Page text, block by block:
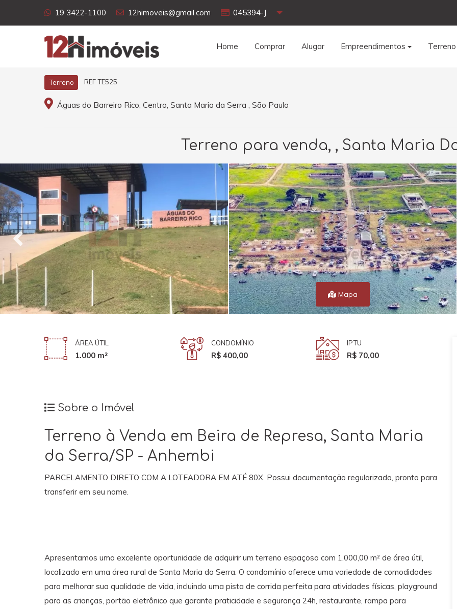
19 3422-1100 12himoveis@gmail.com 045394-J
Home Comprar Alugar Empreendimentos
Terreno REF TE525
Águas do Barreiro Rico, Centro, Santa Maria da Serra , São Paulo
Terreno para venda, , Santa Maria
Mapa
ÁREA ÚTIL
1.000 m²
CONDOMÍNIO
R$ 400,00
IPTU
R$ 70,00
Sobre o Imóvel
Terreno à Venda em Beira de Represa, Santa Maria
da Serra/SP - Anhembi
PARCELAMENTO DIRETO COM A LOTEADORA EM ATÉ 80X. Possui documentação regularizada, pronto para
transferir em seu nome.
Apresentamos uma excelente oportunidade de adquirir um terreno espaçoso com 1.000,00 m² de área útil,
localizado em uma área rural de Santa Maria da Serra. O condomínio oferece uma variedade de comodidades
para melhorar sua qualidade de vida, incluindo uma pista de corrida perfeita para atividades físicas, playground
para as crianças, portão eletrônico que garante praticidade e segurança 24h, restaurante, rampa para